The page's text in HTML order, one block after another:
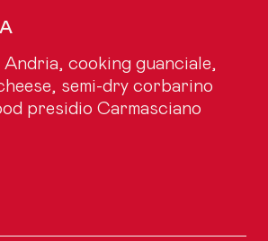
cooking guanciale,
semi-dry corbarino
presidio Carmasciano